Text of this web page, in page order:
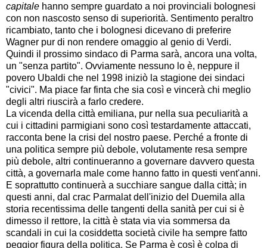
capitale hanno sempre guardato a noi provinciali bolognesi
con non nascosto senso di superiorità. Sentimento peraltro
ricambiato, tanto che i bolognesi dicevano di preferire
Wagner pur di non rendere omaggio al genio di Verdi.
Quindi il prossimo sindaco di Parma sarà, ancora una volta,
un "senza partito". Ovviamente nessuno lo è, neppure il
povero Ubaldi che nel 1998 iniziò la stagione dei sindaci
"civici". Ma piace far finta che sia così e vincerà chi meglio
degli altri riuscirà a farlo credere.
La vicenda della città emiliana, pur nella sua peculiarità a
cui i cittadini parmigiani sono così testardamente attaccati,
racconta bene la crisi del nostro paese. Perché a fronte di
una politica sempre più debole, volutamente resa sempre
più debole, altri continueranno a governare davvero questa
città, a governarla male come hanno fatto in questi vent'anni.
E soprattutto continuerà a succhiare sangue dalla città; in
questi anni, dal crac Parmalat dell'inizio del Duemila alla
storia recentissima delle tangenti della sanità per cui si è
dimesso il rettore, la città è stata via via sommersa da
scandali in cui la cosiddetta società civile ha sempre fatto
peggior figura della politica. Se Parma è così è colpa di